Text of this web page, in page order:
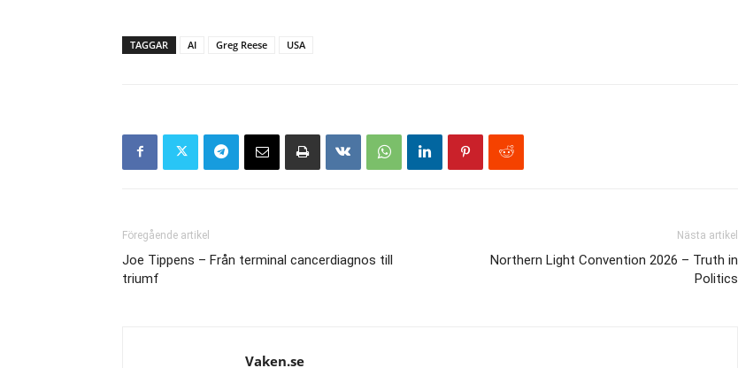
TAGGAR AI Greg Reese USA
Föregående artikel
Joe Tippens – Från terminal cancerdiagnos till
triumf
Nästa artikel
Northern Light Convention 2026 – Truth in
Politics
Vaken.se